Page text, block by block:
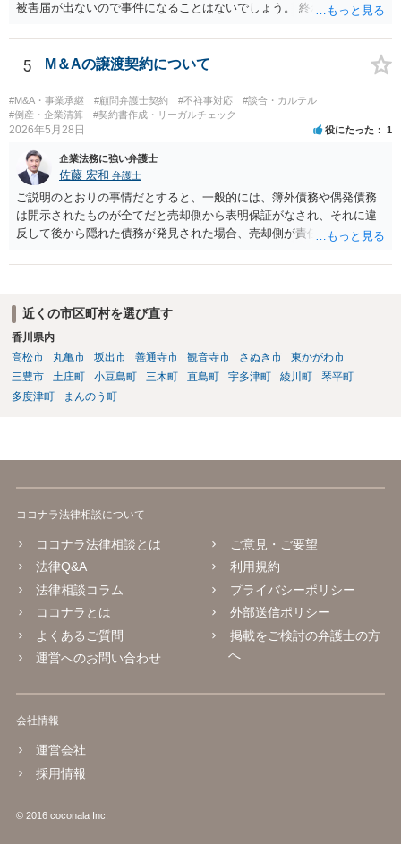
被害届が出ないので事件になることはないでしょう。 終わり
5 M＆Aの譲渡契約について
#M&A・事業承継 #顧問弁護士契約 #不祥事対応
#談合・カルテル
#倒産・企業清算
#契約書作成・リーガルチェック
2026年5月28日 役にたった 1
企業法務に強い弁護士
佐藤 宏和 弁護士
ご説明のとおりの事情だとすると、一般的には、簿外債務や偶発債務
は開示されたものが全てだと売却側から表明保証がなされ、それに違
反して後から隠れた債務が発見された場合、売却側が責任追及を受け
渡は成立しないでしょう。それでも万が一表明保証なしで株式譲渡契
取ることになりますが、譲渡後は売却側が一切責任を負わないとの確
約がない限り、争いが起きる可能性はあります。 2番目の点について
は、口座は法人名義のものでしょうから、一般的には株式譲渡であれ
ば売却側に責任追及が来ることはないでしょうが、口座を不正に使用
するような相手であればそもそも取引はしない方がいいと思います。
近くの市区町村を選び直す
香川県内
高松市
丸亀市 坂出市 善通寺市 観音寺市 さぬき市
東かがわ市
三豊市
土庄町 小豆島町 三木町 直島町 宇多津町 綾川町
琴平町
多度津町
まんのう町
ココナラ法律相談について
ココナラ法律相談とは
法律Q&A
法律相談コラム
ココナラとは
よくあるご質問
運営へのお問い合わせ
ご意見・ご要望
利用規約
プライバシーポリシー
外部送信ポリシー
掲載をご検討の弁護士の方
へ
会社情報
運営会社
採用情報
© 2016 coconala Inc.